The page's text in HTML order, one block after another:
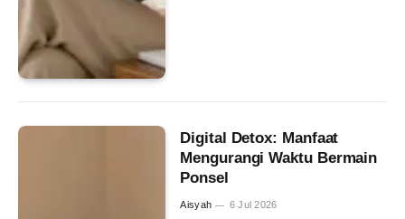
Digital Detox: Manfaat
Mengurangi Waktu Bermain
Ponsel
Aisyah 6 Jul 2026